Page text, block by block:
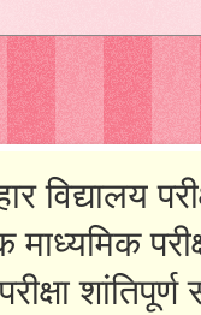
विद्यालय
माध्यमिक